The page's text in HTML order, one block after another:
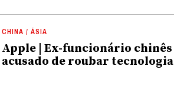
CHINA / ÁSIA
Apple | Ex-funcionário chinês
acusado de roubar tecnologia